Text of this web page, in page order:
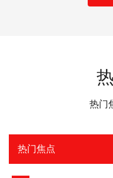
热门
热门焦点